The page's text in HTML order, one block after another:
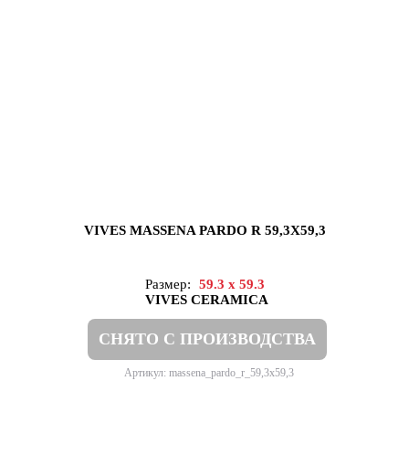
VIVES MASSENA PARDO R 59,3X59,3
Размер:
59.3 x 59.3
VIVES CERAMICA
СНЯТО С ПРОИЗВОДСТВА
Артикул: massena_pardo_r_59,3x59,3